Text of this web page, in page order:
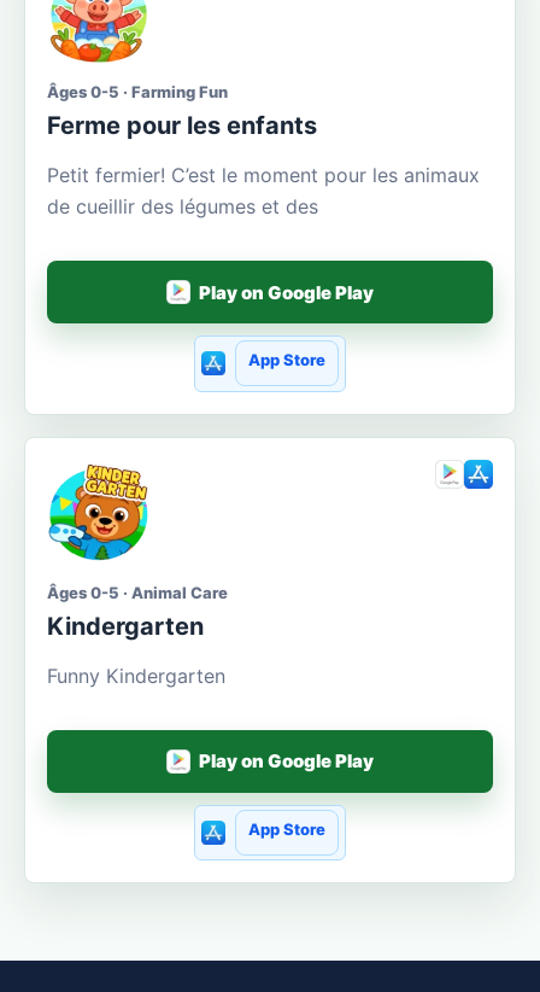
Âges 0-5 · Farming Fun
Ferme pour les enfants
Petit fermier! C’est le moment pour les animaux
de cueillir des légumes et des
Play on Google Play
App Store
Âges 0-5 · Animal Care
Kindergarten
Funny Kindergarten
Play on Google Play
App Store